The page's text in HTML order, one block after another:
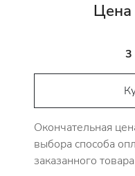
Цена
3
Окончательная
выбора способа
заказанного товара